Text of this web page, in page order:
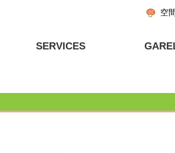
空
SERVICES